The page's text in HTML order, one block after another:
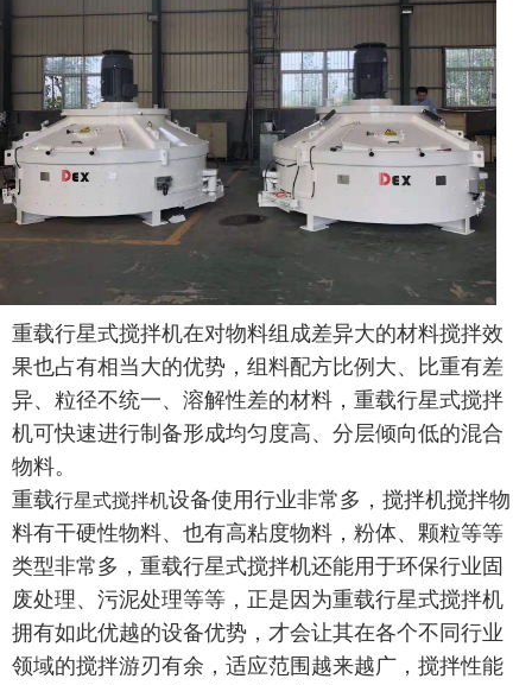
重载行星式搅拌机在对物料组成差异大的材料搅拌效
果也占有相当大的优势， 组料配方比例大、比重有差
异、粒径不统一、溶解性差的材料， 重载行星式搅拌
机可快速进行制备形成均匀度高、分层倾向低的混合
物料。
重载行星式搅拌机设备使用行业非常多，搅拌机搅拌物
料有干硬性物料、也有高粘度物料，粉体、颗粒等等
类型非常多， 重载行星式搅拌机还能用于环保行业固
废处理、污泥处理等等 ，正是因为重载行星式搅拌机
拥有如此优越的设备优势，才会让其在各个不同行业
领域的搅拌游刃有余，适应范围越来越广，搅拌性能